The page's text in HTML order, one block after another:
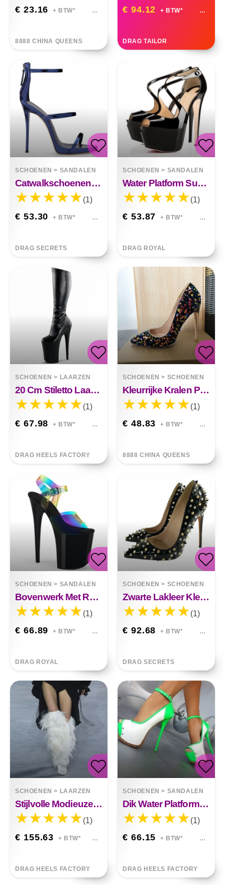
€ 23.16 + BTW*
8888 CHINA QUEENS
€ 94.12 + BTW*
DRAG TAILOR
SCHOENEN > SANDALEN
Catwalkschoenen Met Hoge Hakken Voor Damesschoenen
(1)
€ 53.30 + BTW*
DRAG SECRETS
SCHOENEN > SANDALEN
Water Platform Super Hoge Hak Dames Sandalen
(1)
€ 53.87 + BTW*
DRAG ROYAL
SCHOENEN > LAARZEN
20 Cm Stiletto Laarzen Met Hoge Hakken Zwart Lakleer Laarzen Met Hoge Hakken
(1)
€ 67.98 + BTW*
DRAG HEELS FACTORY
SCHOENEN > SCHOENEN
Kleurrijke Kralen Puntige Pumps Hoge Hakken
(1)
€ 48.83 + BTW*
8888 CHINA QUEENS
SCHOENEN > SANDALEN
Bovenwerk Met Regenboogeffect Van 20 Cm
(1)
€ 66.89 + BTW*
DRAG ROYAL
SCHOENEN > SCHOENEN
Zwarte Lakleer Kleur Bijpassende Klinknagel Hoge Hakken
(1)
€ 92.68 + BTW*
DRAG SECRETS
SCHOENEN > LAARZEN
Stijlvolle Modieuze Laarzen Met Superhoge Hak
(1)
€ 155.63 + BTW*
DRAG HEELS FACTORY
SCHOENEN > SANDALEN
Dik Water Platform Stilettos Zomer Dames
(1)
€ 66.15 + BTW*
DRAG HEELS FACTORY